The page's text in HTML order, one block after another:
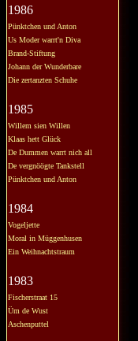
1986
Pünktchen und Anton
Us Moder warrt'n Diva
Brand-Stiftung
Johann der Wunderbare
Die zertanzten Schuhe
1985
Willem sien Willen
Klaas hett Glück
De Dummen warrt nich all
De vergnöögte Tankstell
Pünktchen und Anton
1984
Vogeljette
Moral in Müggenhusen
Ein Weihnachtstraum
1983
Fischerstraat 15
Üm de Wust
Aschenputtel